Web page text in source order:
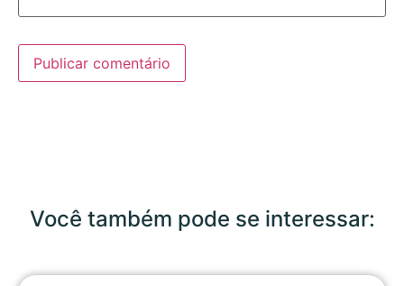
Você também pode se interessar: